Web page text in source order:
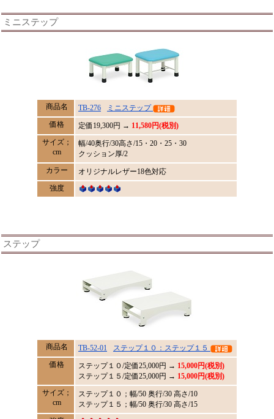
ミニステップ
商品名 TB-276
ミニステップ
価格
定価 19,300円 → 11,580円(税別)
サイズ；
cm
幅/40奥行/30高さ/15・20・25・30
クッション厚/2
カラー
オリジナルレザー18色対応
強度
ステップ
商品名 TB-52-01
ステップ１０：ステップ１５
価格
ステップ１０/定価25,000円 → 15,000円(税別)
ステップ１５/定価25,000円 → 15,000円(税別)
サイズ；
cm
ステップ１０；幅/50 奥行/30 高さ/10
ステップ１５；幅/50 奥行/30 高さ/15